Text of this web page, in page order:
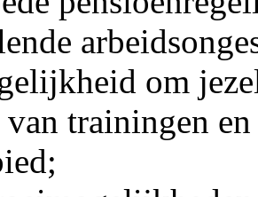
om
trainingen